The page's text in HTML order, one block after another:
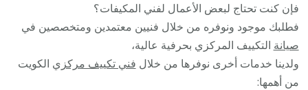
فإن كنت تحتاج لبعض الأعمال لفني المكيفات؟
فطلبك موجود ونوفره من خلال فنيين معتمدين ومتخصصين في
صيانة التكييف المركزي بحرفية عالية،
ولدينا خدمات أخرى نوفرها من خلال فني تكييف مركزي الكويت
من أهمها: